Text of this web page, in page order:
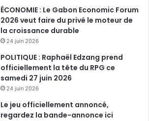
ÉCONOMIE : Le Gabon Economic Forum
2026 veut faire du privé le moteur de
la croissance durable
24 juin 2026
POLITIQUE : Raphaël Edzang prend
officiellement la tête du RPG ce
samedi 27 juin 2026
24 juin 2026
Le jeu officiellement annoncé,
regardez la bande-annonce ici